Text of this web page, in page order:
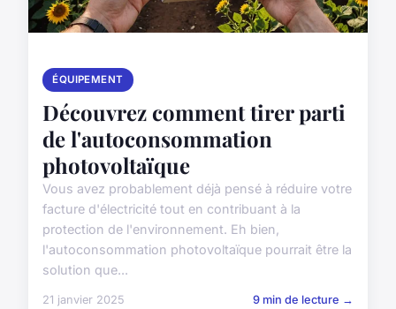
ÉQUIPEMENT
Découvrez comment tirer parti
de l'autoconsommation
photovoltaïque
Vous avez probablement déjà pensé à réduire votre
facture d'électricité tout en contribuant à la
protection de l'environnement. Eh bien,
l'autoconsommation photovoltaïque pourrait être la
solution que...
21 janvier 2025 9 min de lecture →